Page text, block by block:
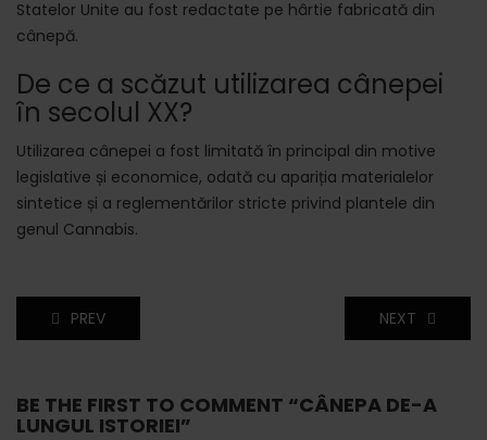
Statelor Unite au fost redactate pe hârtie fabricată din
cânepă.
De ce a scăzut utilizarea cânepei
în secolul XX?
Utilizarea cânepei a fost limitată în principal din motive
legislative și economice, odată cu apariția materialelor
sintetice și a reglementărilor stricte privind plantele din
genul Cannabis.
PREV NEXT
BE THE FIRST TO COMMENT “CÂNEPA DE-A
LUNGUL ISTORIEI”